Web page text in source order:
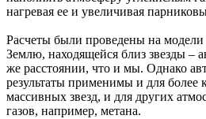
нагревая ее и увеличивая
Расчеты были проведены на
Землю, находящейся близ звезды –
же расстоянии, что и мы. Однако
результаты применимы и для более
массивных звезд, и для других
газов, например, метана.